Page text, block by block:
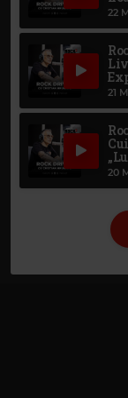
22
21
20